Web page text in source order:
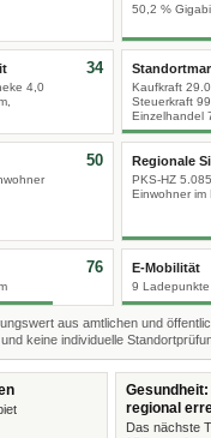
50,2 %
4,0
34
Kaufkraft
Steuerkraft
Einzelhandel
50 Regionale
PKS-HZ
Einwohner im
76 E-Mobilität
9
aus amtlichen und
keine individuelle
regional
Das nächste